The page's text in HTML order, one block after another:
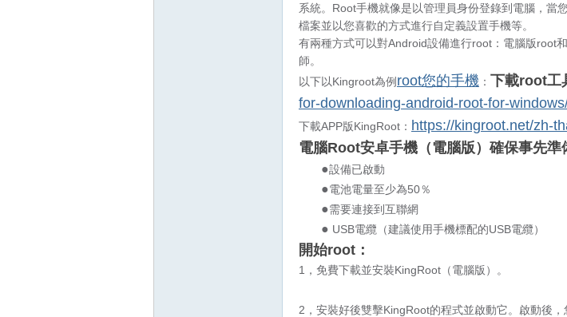
系統。Root手機就像是以管理員身份登錄到電腦，當
檔案並以您喜歡的方式進行自定義設置手機等。
有兩種方式可以對Android設備進行root：電腦版root
師。
以下以Kingroot為例 root您的手機 ： 下載root工
for-downloading-android-root-for-
下載APP版KingRoot： https://kingroot.net/zh-
電腦Root安卓手機（電腦版） 確保事先準
●設備已啟動
●電池電量至少為50％
●需要連接到互聯網
● USB電纜（建議使用手機標配的USB電纜）
開始root：
1，免費下載並安裝KingRoot（電腦版）。
2，安裝好後雙擊KingRoot的程式並啟動它。啟動後